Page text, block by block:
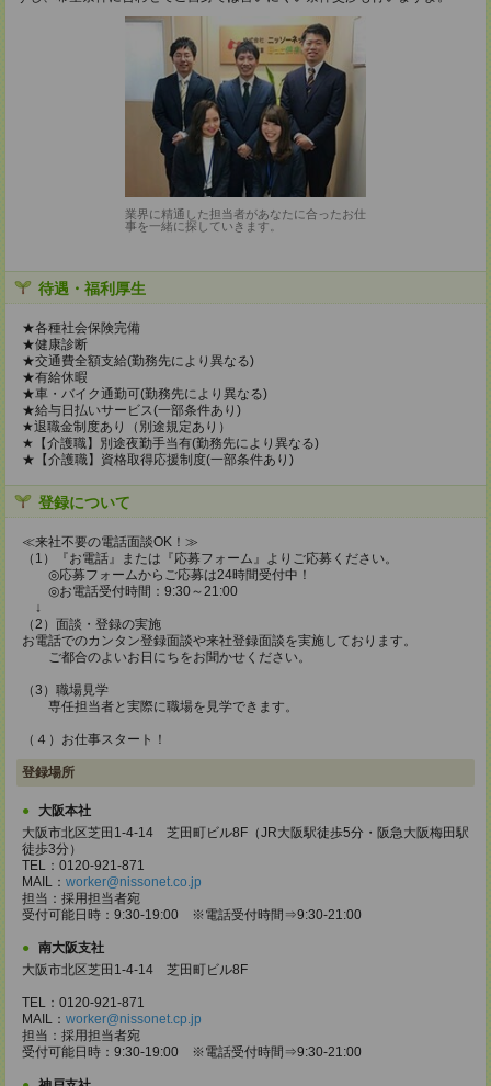
業界に精通した担当者があなたに合ったお仕
事を一緒に探していきます。
待遇・福利厚生
★各種社会保険完備
★健康診断
★交通費全額支給(勤務先により異なる)
★有給休暇
★車・バイク通勤可(勤務先により異なる)
★給与日払いサービス(一部条件あり)
★退職金制度あり（別途規定あり）
★【介護職】別途夜勤手当有(勤務先により異なる)
★【介護職】資格取得応援制度(一部条件あり)
登録について
≪来社不要の電話面談OK！≫
（1）『お電話』または『応募フォーム』よりご応募ください。
◎応募フォームからご応募は24時間受付中！
◎お電話受付時間：9:30～21:00
↓
（2）面談・登録の実施
お電話でのカンタン登録面談や来社登録面談を実施しております。
ご都合のよいお日にちをお聞かせください。
（3）職場見学
専任担当者と実際に職場を見学できます。
（４）お仕事スタート！
登録場所
大阪本社
大阪市北区芝田1-4-14 芝田町ビル8F（JR大阪駅徒歩5分・阪急大阪梅田駅
徒歩3分）
TEL：0120-921-871
MAIL： worker@nissonet.co.jp
担当：採用担当者宛
受付可能日時：9:30-19:00 ※電話受付時間⇒9:30-21:00
南大阪支社
大阪市北区芝田1-4-14 芝田町ビル8F
TEL：0120-921-871
MAIL： worker@nissonet.cp.jp
担当：採用担当者宛
受付可能日時：9:30-19:00 ※電話受付時間⇒9:30-21:00